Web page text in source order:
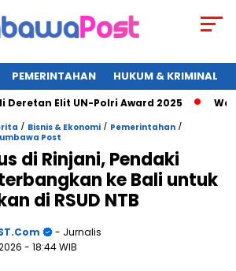
PEMERINTAHAN HUKUM & KRIMINAL
Elit UN-Polri Award 2025 Wagub
/ Bisnis & Ekonomi / Pemerintahan /
Post
di Rinjani, Pendaki
ke Bali untuk
di RSUD NTB
- Jurnalis
- 18:44 WIB